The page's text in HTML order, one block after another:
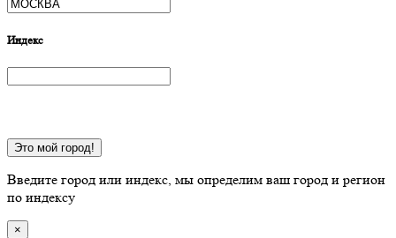
Индекс
Это мой город!
Введите город или индекс, мы определим ваш город и регион
по индексу
×